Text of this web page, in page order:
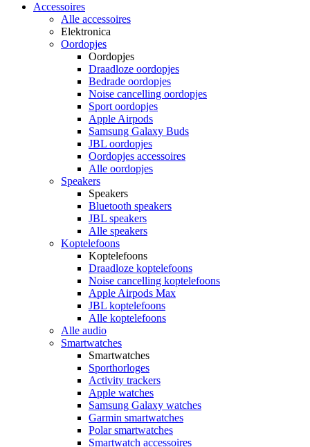
Accessoires
Alle accessoires
Elektronica
Oordopjes
Oordopjes
Draadloze oordopjes
Bedrade oordopjes
Noise cancelling oordopjes
Sport oordopjes
Apple Airpods
Samsung Galaxy Buds
JBL oordopjes
Oordopjes accessoires
Alle oordopjes
Speakers
Speakers
Bluetooth speakers
JBL speakers
Alle speakers
Koptelefoons
Koptelefoons
Draadloze koptelefoons
Noise cancelling koptelefoons
Apple Airpods Max
JBL koptelefoons
Alle koptelefoons
Alle audio
Smartwatches
Smartwatches
Sporthorloges
Activity trackers
Apple watches
Samsung Galaxy watches
Garmin smartwatches
Polar smartwatches
Smartwatch accessoires